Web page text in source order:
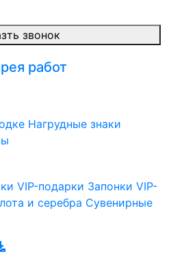
звонок
работ
Нагрудные знаки
VIP-подарки Запонки VIP-
и серебра Сувенирные